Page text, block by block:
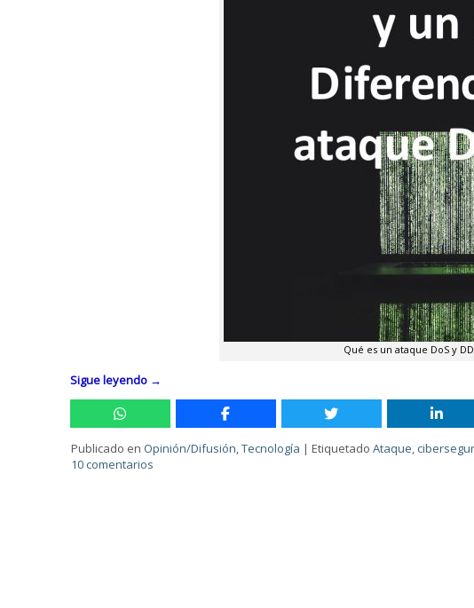
Qué es un ataque DoS y
Sigue leyendo →
Publicado en Opinión/Difusión,Tecnología |Etiquetado Ataque,
10 comentarios